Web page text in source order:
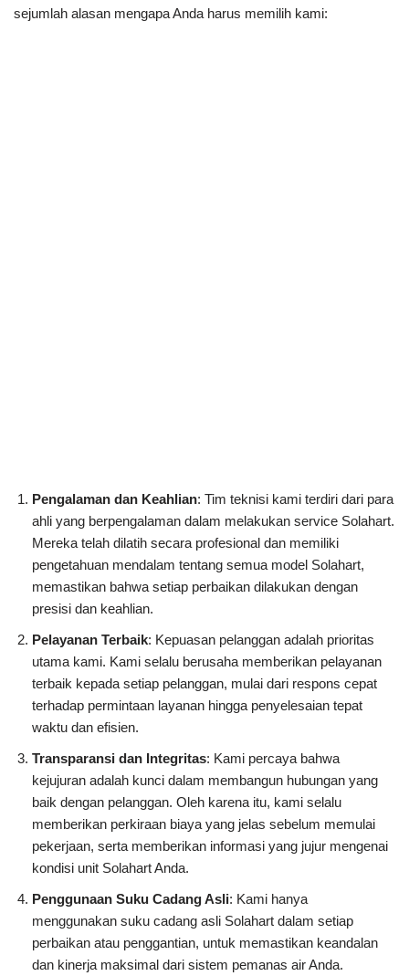
sejumlah alasan mengapa Anda harus memilih kami:
Pengalaman dan Keahlian: Tim teknisi kami terdiri dari para
ahli yang berpengalaman dalam melakukan service Solahart.
Mereka telah dilatih secara profesional dan memiliki
pengetahuan mendalam tentang semua model Solahart,
memastikan bahwa setiap perbaikan dilakukan dengan
presisi dan keahlian.
Pelayanan Terbaik: Kepuasan pelanggan adalah prioritas
utama kami. Kami selalu berusaha memberikan pelayanan
terbaik kepada setiap pelanggan, mulai dari respons cepat
terhadap permintaan layanan hingga penyelesaian tepat
waktu dan efisien.
Transparansi dan Integritas: Kami percaya bahwa
kejujuran adalah kunci dalam membangun hubungan yang
baik dengan pelanggan. Oleh karena itu, kami selalu
memberikan perkiraan biaya yang jelas sebelum memulai
pekerjaan, serta memberikan informasi yang jujur ​​mengenai
kondisi unit Solahart Anda.
Penggunaan Suku Cadang Asli: Kami hanya
menggunakan suku cadang asli Solahart dalam setiap
perbaikan atau penggantian, untuk memastikan keandalan
dan kinerja maksimal dari sistem pemanas air Anda.